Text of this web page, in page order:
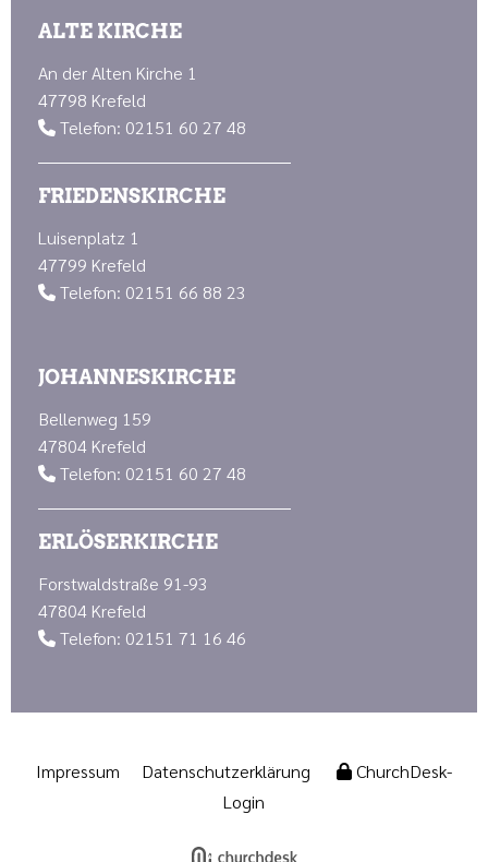
ALTE KIRCHE
An der Alten Kirche 1
47798 Krefeld
 Telefon: 02151 60 27 48
FRIEDENSKIRCHE
Luisenplatz 1
47799 Krefeld
 Telefon: 02151 66 88 23
JOHANNESKIRCHE
Bellenweg 159
47804 Krefeld
 Telefon: 02151 60 27 48
ERLÖSERKIRCHE
Forstwaldstraße 91-93
47804 Krefeld
 Telefon: 02151 71 16 46
Impressum Datenschutzerklärung
ChurchDesk-
Login